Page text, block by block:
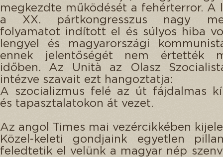
megkezdte működését a fehérterror. A
a XX. pártkongresszus nagy
folyamatot indított el és súlyos hiba
lengyel és magyarországi
ennek jelentőségét nem értették
időben. Az Unità az Olasz
intézve szavait ezt hangoztatja:
A szocializmus felé az út fájdalmas
és tapasztalatokon át vezet.
Az angol Times mai vezércikkében
Közel-keleti gondjaink egyetlen
feledtetik el velünk a magyar nép